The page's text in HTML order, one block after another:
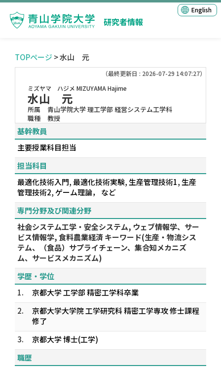
研究者情報
English
TOPページ > 水山 元
（最終更新日 : 2026-07-29 14:07:27）
ミズヤマ ハジメ MIZUYAMA Hajime
水山 元
所属
青山学院大学 理工学部 経営システム工学科
職種
教授
基幹教員
主要授業科目担当
担当科目
最適化技術入門, 最適化技術実験, 生産管理技術1, 生産
管理技術2, ゲーム理論， など
専門分野及び関連分野
社会システム工学・安全システム, ウェブ情報学、サー
ビス情報学, 食料農業経済 キーワード(生産・物流シス
テム、（食品）サプライチェーン、集合知メカニズ
ム、サービスメカニズム)
学歴・学位
1.
京都大学 工学部 精密工学科卒業
2.
京都大学大学院 工学研究科 精密工学専攻 修士課程
修了
3.
京都大学 博士(工学)
職歴